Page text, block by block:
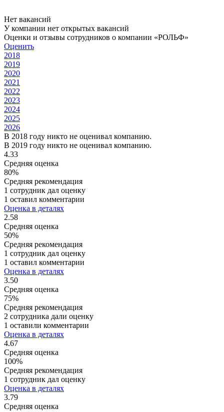
Нет вакансий
У компании нет открытых вакансий
Оценки и отзывы сотрудников о компании «РОЛЬФ»
Оценить
2018
2019
2020
2021
2022
2023
2024
2025
2026
В 2018 году никто не оценивал компанию.
В 2019 году никто не оценивал компанию.
4.33
Средняя оценка
80%
Средняя рекомендация
1 сотрудник дал оценку
1 оставил комментарии
Оценка в деталях
2.58
Средняя оценка
50%
Средняя рекомендация
1 сотрудник дал оценку
1 оставил комментарии
Оценка в деталях
3.50
Средняя оценка
75%
Средняя рекомендация
2 сотрудника дали оценку
1 оставили комментарии
Оценка в деталях
4.67
Средняя оценка
100%
Средняя рекомендация
1 сотрудник дал оценку
Оценка в деталях
3.79
Средняя оценка